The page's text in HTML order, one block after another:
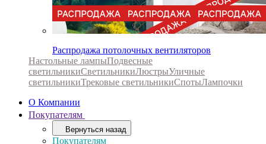
Распродажа потолочных вентиляторов
Настольные лампыПодвесные
светильникиСветильникиЛюстрыУличные
светильникиТрековые светильникиСпотыЛампочки
О Компании
Покупателям
Вернуться назад
Покупателям